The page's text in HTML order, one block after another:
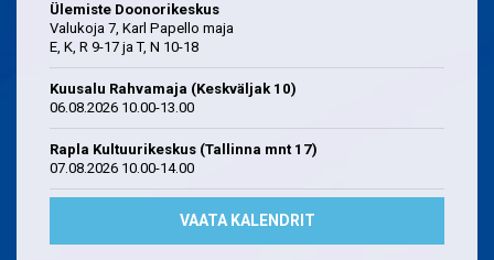
Ülemiste Doonorikeskus
Valukoja 7, Karl Papello maja
E, K, R 9-17 ja T, N 10-18
Kuusalu Rahvamaja (Keskväljak 10)
06.08.2026 10.00-13.00
Rapla Kultuurikeskus (Tallinna mnt 17)
07.08.2026 10.00-14.00
VAATA KALENDRIT